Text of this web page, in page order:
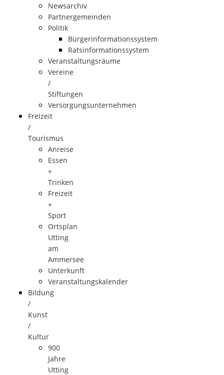
Newsarchiv
Partnergemeinden
Politik
Bürgerinformationssystem
Ratsinformationssystem
Veranstaltungsräume
Vereine
/
Stiftungen
Versorgungsunternehmen
Freizeit
/
Tourismus
Anreise
Essen
+
Trinken
Freizeit
+
Sport
Ortsplan
Utting
am
Ammersee
Unterkunft
Veranstaltungskalender
Bildung
/
Kunst
/
Kultur
900
Jahre
Utting